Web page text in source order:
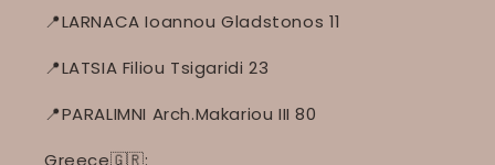
📍LARNACA Ioannou Gladstonos 11
📍LATSIA Filiou Tsigaridi 23
📍PARALIMNI Arch.Makariou III 80
Greece🇬🇷: